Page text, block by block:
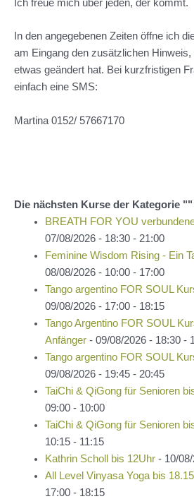
Ich freue mich über jeden, der kommt.
In den angegebenen Zeiten öffne ich
am Eingang den zusätzlichen
etwas geändert hat. Bei kurzfristigen
einfach eine SMS:
Martina 0152/ 57667170
Die nächsten Kurse der Kategorie ""
BREATH FOR YOU
07/08/2026 - 18:30 - 21:00
Feminine Wisdom Rising - Ein
08/08/2026 - 10:00 - 17:00
Tango argentino FOR SOUL
09/08/2026 - 17:00 - 18:15
Tango Argentino FOR SOUL
Anfänger- 09/08/2026 - 18:30 -
Tango argentino FOR SOUL
09/08/2026 - 19:45 - 20:45
TaiChi & QiGong für Senioren
09:00 - 10:00
TaiChi & QiGong für Senioren
10:15 - 11:15
Kathrin Scholl bis 12Uhr- 10/08/
All Level Vinyasa Yoga bis
17:00 - 18:15